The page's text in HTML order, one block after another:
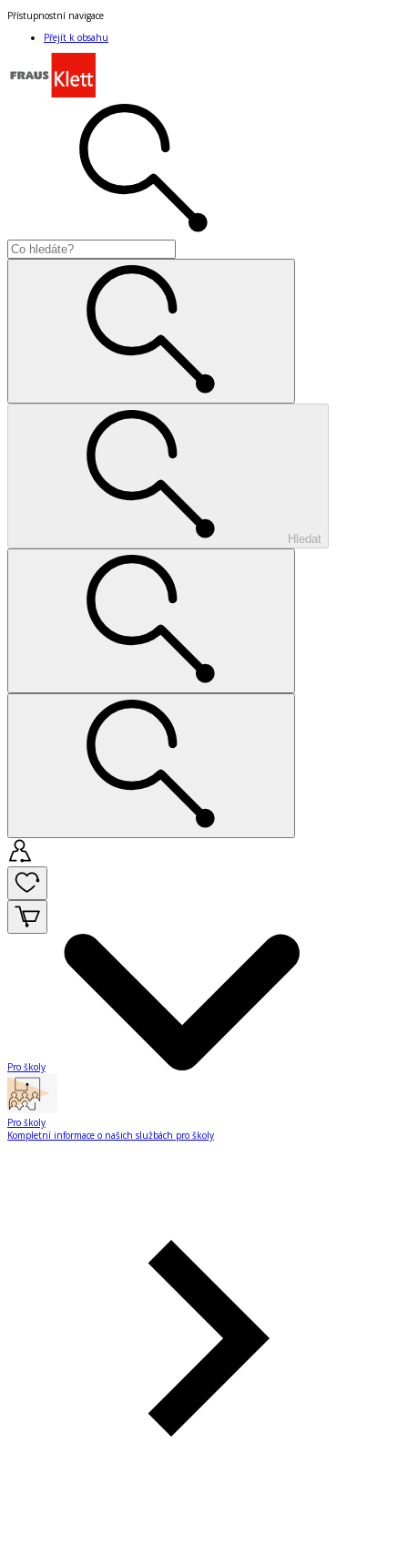
Přístupnostní navigace
Přejít k obsahu
Hledat
Pro školy
Pro školy
Kompletní informace o našich službách pro školy